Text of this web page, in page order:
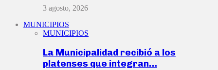
3 agosto, 2026
MUNICIPIOS
MUNICIPIOS
La Municipalidad recibió a los
platenses que integran…